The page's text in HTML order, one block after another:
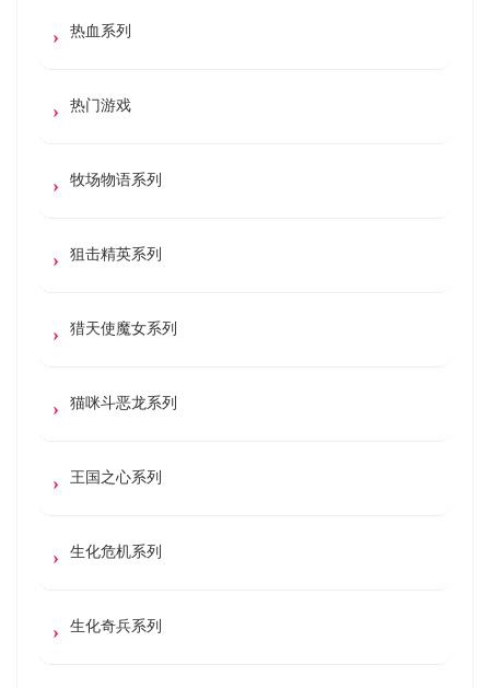
热血系列
热门游戏
牧场物语系列
狙击精英系列
猎天使魔女系列
猫咪斗恶龙系列
王国之心系列
生化危机系列
生化奇兵系列